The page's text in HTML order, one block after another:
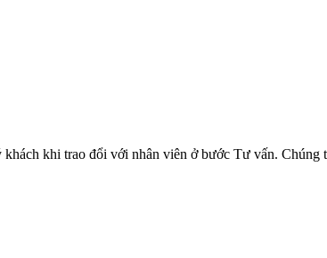
khi trao đổi với nhân viên ở bước Tư vấn. Chúng